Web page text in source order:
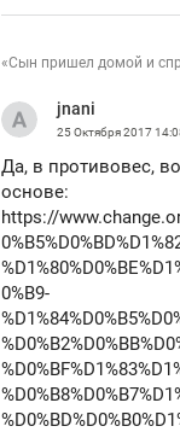
«Сын пришел домой и
jnani
25 Октября 2017
Да, в противовес,
основе:
https://
0%B9-